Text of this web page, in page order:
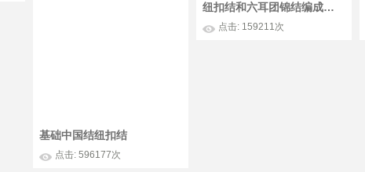
纽扣结和六耳团锦结编成的中国结手链
点击: 159211次
基础中国结纽扣结
点击: 596177次